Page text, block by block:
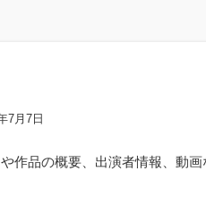
7月7日
作品の概要、出演者情報、動画